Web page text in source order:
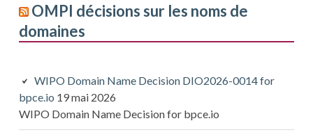
OMPI décisions sur les noms de
domaines
WIPO Domain Name Decision DIO2026-0014 for
bpce.io 19 mai 2026
WIPO Domain Name Decision for bpce.io